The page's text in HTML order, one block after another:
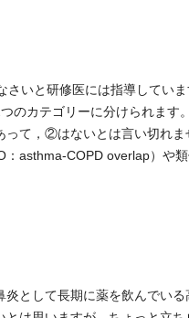
いと研修医には指導してい
のカテゴリーに分けられま
て，②はないとは言い切れま
asthma-COPD overlap）や
として長期に薬を飲んでい